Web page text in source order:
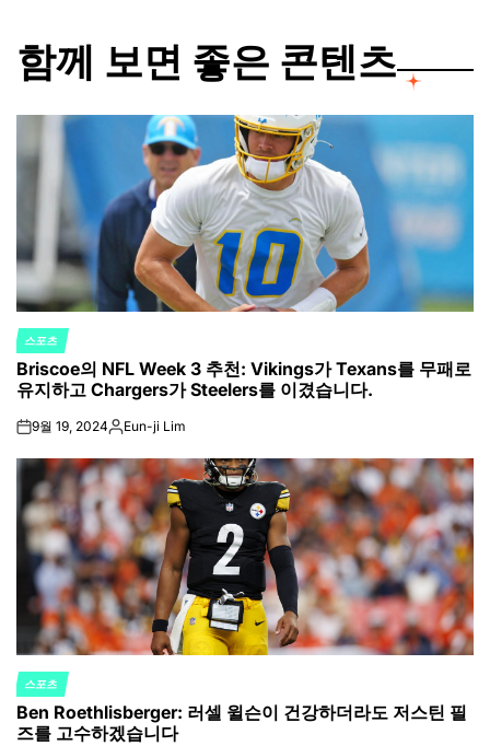
함께 보면 좋은 콘텐츠
POSTED
IN
스포츠
Briscoe의 NFL Week 3 추천: Vikings가 Texans를 무패로
유지하고 Chargers가 Steelers를 이겼습니다.
on9월 19, 2024Posted
Eun-ji Lim
POSTED
IN
스포츠
Ben Roethlisberger: 러셀 윌슨이 건강하더라도 저스틴 필
즈를 고수하겠습니다